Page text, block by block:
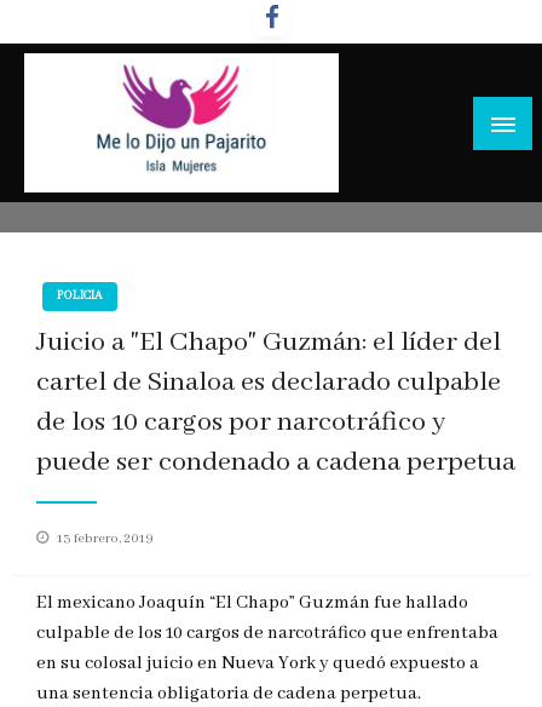
al
POLICIA
Juicio a "El Chapo" Guzmán: el líder del
cartel de Sinaloa es declarado culpable
de los 10 cargos por narcotráfico y
puede ser condenado a cadena perpetua
Publicado
13 febrero, 2019
El mexicano Joaquín “El Chapo” Guzmán fue hallado
culpable de los 10 cargos de narcotráfico que enfrentaba
en su colosal juicio en Nueva York y quedó expuesto a
una sentencia obligatoria de cadena perpetua.